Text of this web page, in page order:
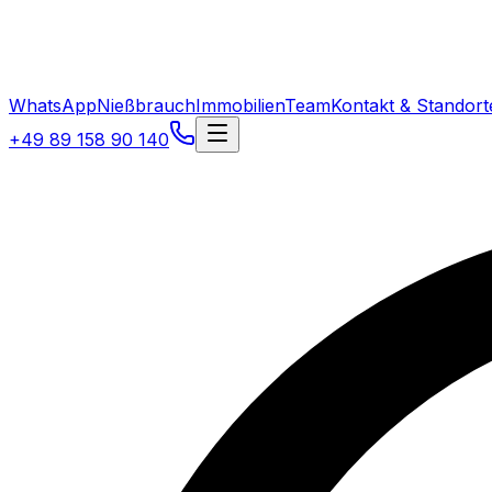
WhatsAppNießbrauchImmobilienTeamKontakt &
+49 89 158 90 140